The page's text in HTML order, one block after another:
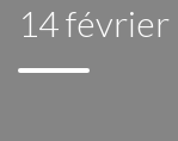
14 février